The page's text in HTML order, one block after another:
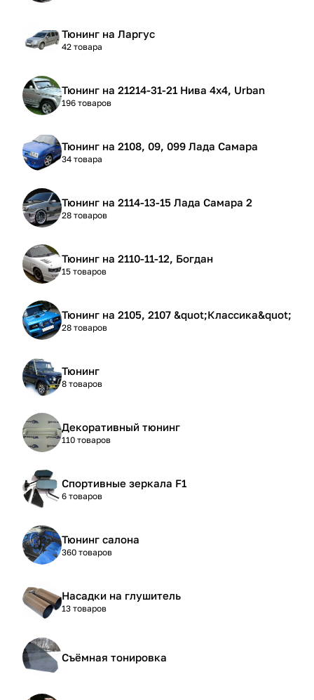
Тюнинг на Ларгус
42 товара
Тюнинг на 21214-31-21 Нива 4х4, Urban
196 товаров
Тюнинг на 2108, 09, 099 Лада Самара
34 товара
Тюнинг на 2114-13-15 Лада Самара 2
28 товаров
Тюнинг на 2110-11-12, Богдан
15 товаров
Тюнинг на 2105, 2107 &quot;Классика&quot;
28 товаров
Тюнинг
8 товаров
Декоративный тюнинг
110 товаров
Спортивные зеркала F1
6 товаров
Тюнинг салона
360 товаров
Насадки на глушитель
13 товаров
Съёмная тонировка